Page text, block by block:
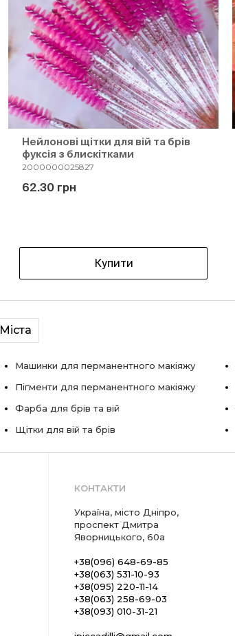
Нейлонові щітки для вій та брів
фуксія з блискітками
2000000025827
62.30 грн
Купити
Міста
Машинки для перманентного макіяжу
Пігменти для перманентного макіяжу
Фарба для брів та вій
Щітки для вій та брів
КОНТАКТИ
Україна, місто Дніпро,
проспект Дмитра
Яворницького, 60а
+38(096) 648-69-85
+38(063) 531-10-93
+38(095) 220-11-14
+38(063) 258-69-03
+38(093) 010-31-21